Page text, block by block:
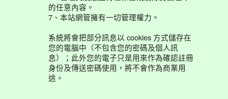
的任意內容。
7、本站網管擁有一切管理權力。
系統將會把部分訊息以 cookies 方式儲存在
您的電腦中（不包含您的密碼及個人訊
息）；此外您的電子只是用來作為確認註冊
身份及傳送密碼使用，將不會作為商業用
途。